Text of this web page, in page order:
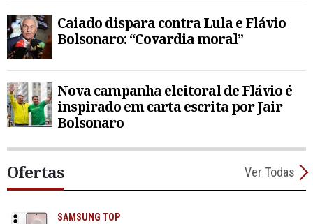
Caiado dispara contra Lula e Flávio
Bolsonaro: “Covardia moral”
Nova campanha eleitoral de Flávio é
inspirado em carta escrita por Jair
Bolsonaro
Ofertas Ver Todas
SAMSUNG TOP